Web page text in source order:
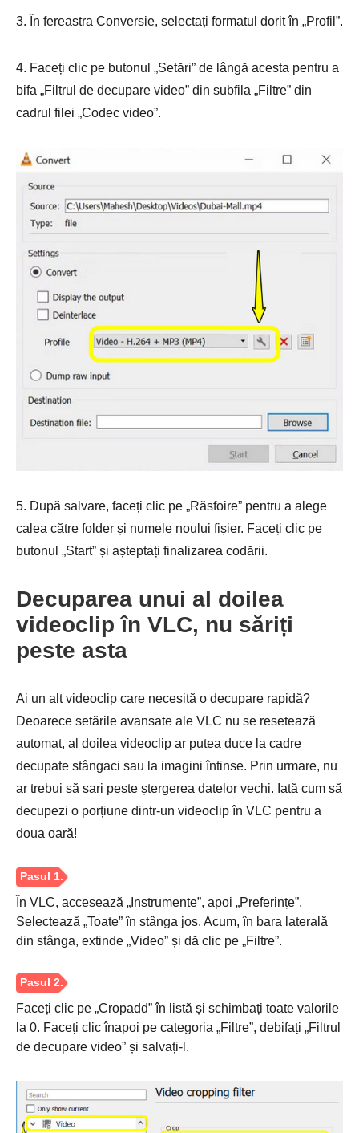
3. În fereastra Conversie, selectați formatul dorit în „Profil”.
4. Faceți clic pe butonul „Setări” de lângă acesta pentru a
bifa „Filtrul de decupare video” din subfila „Filtre” din
cadrul filei „Codec video”.
5. După salvare, faceți clic pe „Răsfoire” pentru a alege
calea către folder și numele noului fișier. Faceți clic pe
butonul „Start” și așteptați finalizarea codării.
Decuparea unui al doilea
videoclip în VLC, nu săriți
peste asta
Ai un alt videoclip care necesită o decupare rapidă?
Deoarece setările avansate ale VLC nu se resetează
automat, al doilea videoclip ar putea duce la cadre
decupate stângaci sau la imagini întinse. Prin urmare, nu
ar trebui să sari peste ștergerea datelor vechi. Iată cum să
decupezi o porțiune dintr-un videoclip în VLC pentru a
doua oară!
În VLC, accesează „Instrumente”, apoi „Preferințe”.
Selectează „Toate” în stânga jos. Acum, în bara laterală
din stânga, extinde „Video” și dă clic pe „Filtre”.
Faceți clic pe „Cropadd” în listă și schimbați toate valorile
la 0. Faceți clic înapoi pe categoria „Filtre”, debifați „Filtrul
de decupare video” și salvați-l.